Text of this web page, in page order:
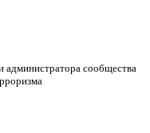
администратора сообщества